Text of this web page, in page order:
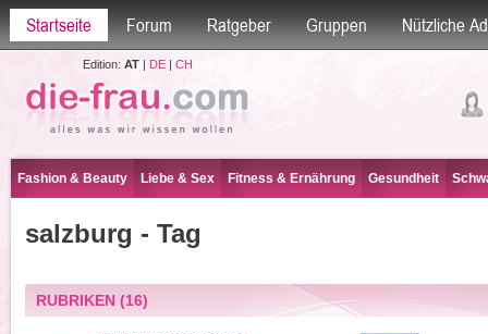
Startseite Forum Ratgeber Gruppen Nützliche
Edition: AT| DE| CH
Fashion & Beauty Liebe & Sex Fitness & Ernährung Gesundheit
salzburg - Tag
RUBRIKEN(16)